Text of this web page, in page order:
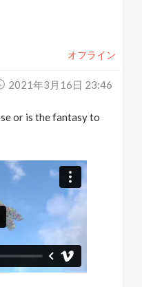
オフライン
2021年3月16日 23:46
or is the fantasy to